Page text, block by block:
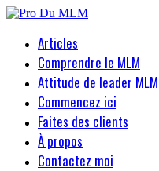
Articles
Comprendre le MLM
Attitude de leader MLM
Commencez ici
Faites des clients
À propos
Contactez moi